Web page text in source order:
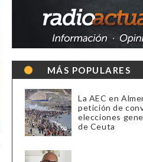
MÁS POPULARES
La AEC en
petición de
elecciones
de Ceuta